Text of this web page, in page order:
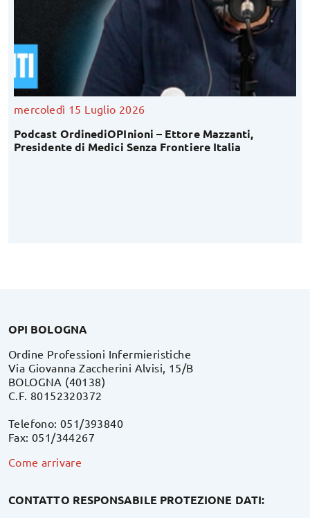
mercoledì 15 Luglio 2026
Podcast OrdinediOPInioni – Ettore Mazzanti,
Presidente di Medici Senza Frontiere Italia
OPI BOLOGNA
Ordine Professioni Infermieristiche
Via Giovanna Zaccherini Alvisi, 15/B
BOLOGNA (40138)
C.F. 80152320372
Telefono: 051/393840
Fax: 051/344267
Come arrivare
CONTATTO RESPONSABILE PROTEZIONE DATI: